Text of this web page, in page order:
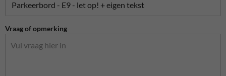
Vraag of opmerking